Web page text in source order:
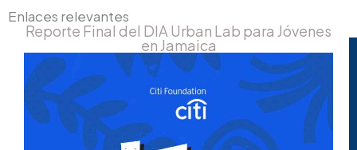
Enlaces relevantes
Reporte Final del DIA Urban Lab para Jóvenes
en Jamaica